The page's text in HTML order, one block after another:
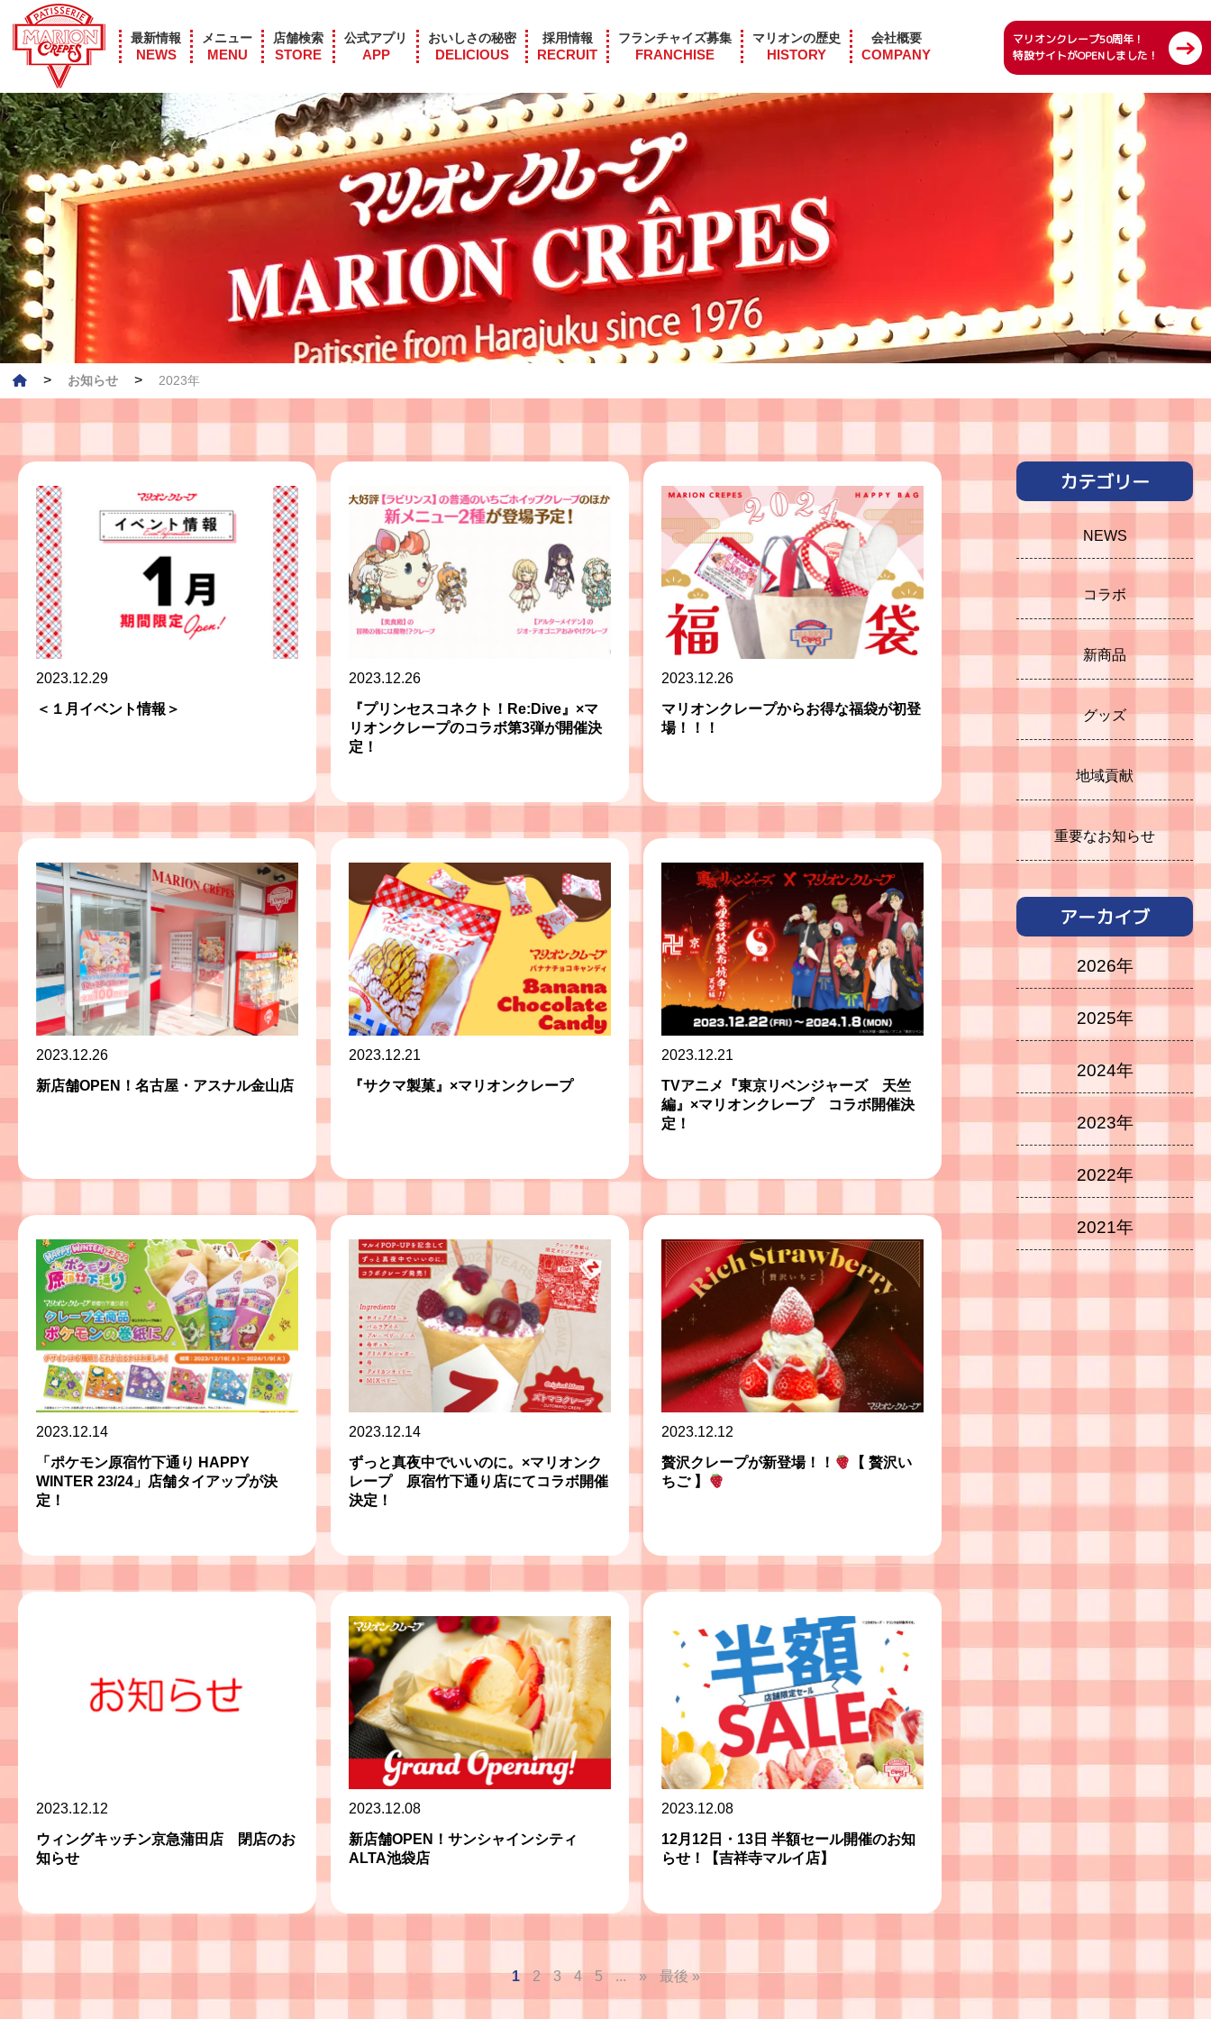
マリオンクレープ50周年！
特設サイトがOPENしました！
最新情報
NEWS
メニュー
MENU
店舗検索
STORE
公式アプリ
APP
おいしさの秘密
DELICIOUS
採用情報
RECRUIT
フランチャイズ募集
FRANCHISE
マリオンの歴史
HISTORY
会社概要
COMPANY
> お知らせ > 2023年
2023.12.29
＜１月イベント情報＞
2023.12.26
『プリンセスコネクト！Re:Dive』×マ
リオンクレープのコラボ第3弾が開催決
定！
2023.12.26
マリオンクレープからお得な福袋が初登
場！！！
2023.12.26
新店舗OPEN！名古屋・アスナル金山店
2023.12.21
『サクマ製菓』×マリオンクレープ
2023.12.21
TVアニメ『東京リベンジャーズ 天竺
編』×マリオンクレープ コラボ開催決
定！
2023.12.14
「ポケモン原宿竹下通り HAPPY
WINTER 23/24」店舗タイアップが決
定！
2023.12.14
ずっと真夜中でいいのに。×マリオンク
レープ 原宿竹下通り店にてコラボ開催
決定！
2023.12.12
贅沢クレープが新登場！！
【 贅沢い
ちご 】
2023.12.12
ウィングキッチン京急蒲田店 閉店のお
知らせ
2023.12.08
新店舗OPEN！サンシャインシティ
ALTA池袋店
2023.12.08
12月12日・13日 半額セール開催のお知
らせ！【吉祥寺マルイ店】
カテゴリー
NEWS
コラボ
新商品
グッズ
地域貢献
重要なお知らせ
アーカイブ
2026年
2025年
2024年
2023年
2022年
2021年
1 2 3 4 5 ... » 最後 »